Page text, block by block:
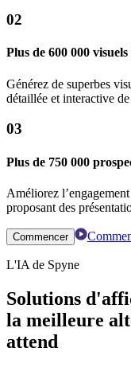
02
Plus de 600 000 visuels
Générez de superbes
détaillée et interactive
03
Plus de 750 000
Améliorez
proposant des
Commencer
L'IA de Spyne
Solutions
la meilleure
attend